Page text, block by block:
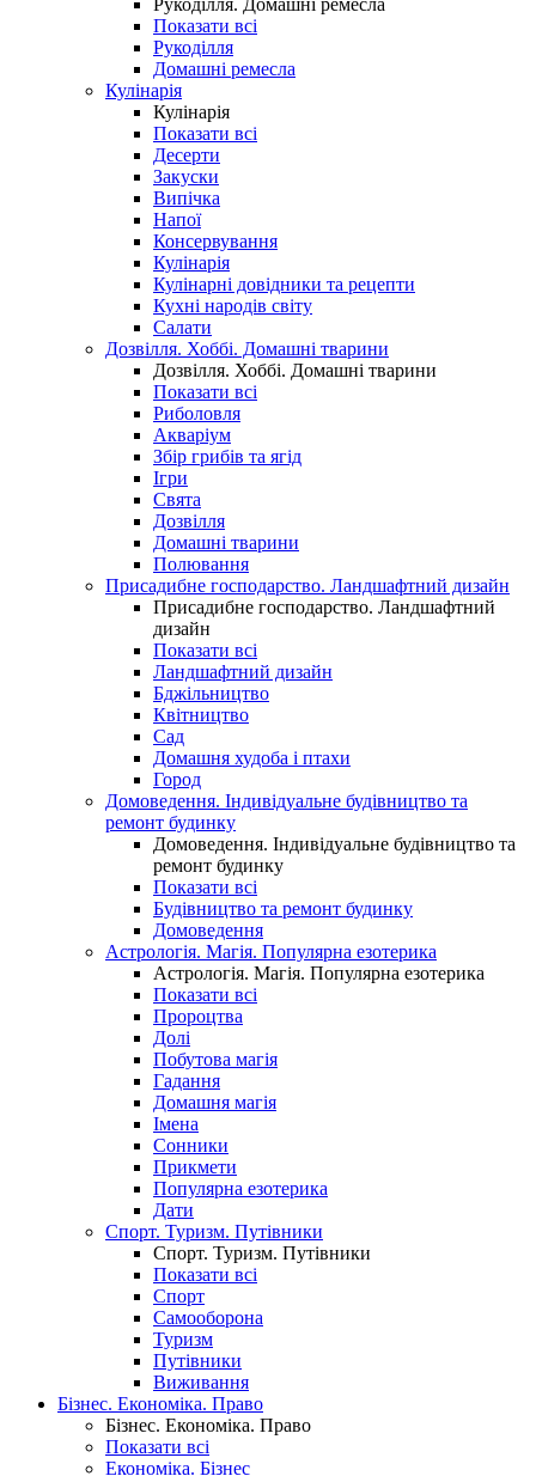
Рукоділля. Домашні ремесла
Показати всі
Рукоділля
Домашні ремесла
Кулінарія
Кулінарія
Показати всі
Десерти
Закуски
Випічка
Напої
Консервування
Кулінарія
Кулінарні довідники та рецепти
Кухні народів світу
Салати
Дозвілля. Хоббі. Домашні тварини
Дозвілля. Хоббі. Домашні тварини
Показати всі
Риболовля
Акваріум
Збір грибів та ягід
Ігри
Свята
Дозвілля
Домашні тварини
Полювання
Присадибне господарство. Ландшафтний дизайн
Присадибне господарство. Ландшафтний
дизайн
Показати всі
Ландшафтний дизайн
Бджільництво
Квітництво
Сад
Домашня худоба і птахи
Город
Домоведення. Індивідуальне будівництво та
ремонт будинку
Домоведення. Індивідуальне будівництво та
ремонт будинку
Показати всі
Будівництво та ремонт будинку
Домоведення
Астрологія. Магія. Популярна езотерика
Астрологія. Магія. Популярна езотерика
Показати всі
Пророцтва
Долі
Побутова магія
Гадання
Домашня магія
Імена
Сонники
Прикмети
Популярна езотерика
Дати
Спорт. Туризм. Путівники
Спорт. Туризм. Путівники
Показати всі
Спорт
Самооборона
Туризм
Путівники
Виживання
Бізнес. Економіка. Право
Бізнес. Економіка. Право
Показати всі
Економіка. Бізнес